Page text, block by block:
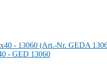
- GED 13060